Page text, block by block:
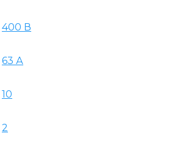
400 В
63 А
10
2